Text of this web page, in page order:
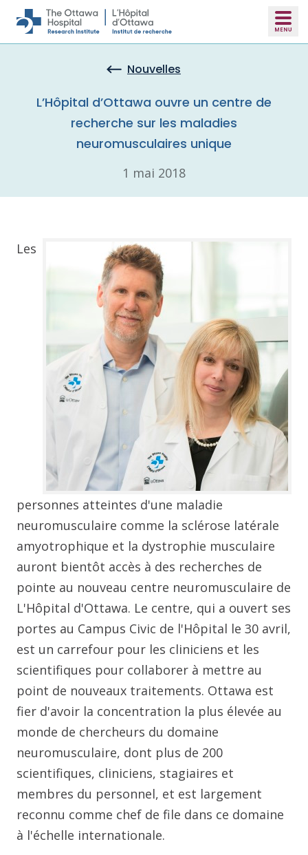
Skip to main content
Nouvelles
L’Hôpital d’Ottawa ouvre un centre de
recherche sur les maladies
neuromusculaires unique
1 mai 2018
Les
personnes atteintes d'une maladie
neuromusculaire comme la sclérose latérale
amyotrophique et la dystrophie musculaire
auront bientôt accès à des recherches de
pointe au nouveau centre neuromusculaire de
L'Hôpital d'Ottawa. Le centre, qui a ouvert ses
portes au Campus Civic de l'Hôpital le 30 avril,
est un carrefour pour les cliniciens et les
scientifiques pour collaborer à mettre au
point de nouveaux traitements. Ottawa est
fier d'avoir la concentration la plus élevée au
monde de chercheurs du domaine
neuromusculaire, dont plus de 200
scientifiques, cliniciens, stagiaires et
membres du personnel, et est largement
reconnu comme chef de file dans ce domaine
à l'échelle internationale.